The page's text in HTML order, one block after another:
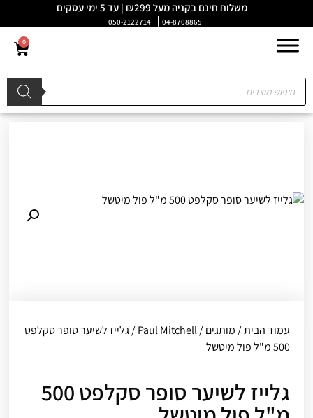
משלוח חינם בקניה מעל ₪299 | עד 5 ימי עסקים
04-8708865
050-2122714
0
עמוד הבית/מותגים/
Paul Mitchell/ גלייז לשיער סופר סקלפט
500 מ"ל פול מיטשל
גלייז לשיער סופר סקלפט 500